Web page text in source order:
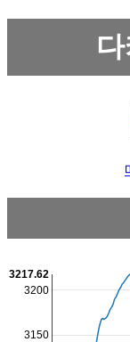
3150
3200
3217.62